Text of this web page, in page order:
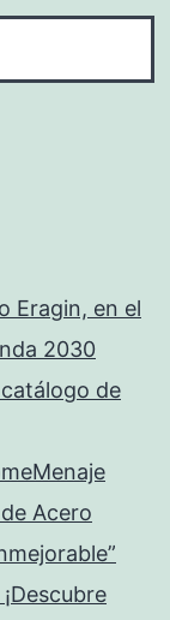
Eragin, en el
2030
de
Acero